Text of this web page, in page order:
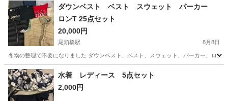
愛知 名古屋市 大同町駅 アクセサリー くら寿司
ダウンベスト ベスト スウェット パーカー
ロンT 25点セット
20,000円
尾頭橋駅 8月8日
冬物の整理で不要になりました ダウンベスト、ベスト、スウェット、パーカー、ロ
愛知 名古屋市 尾頭橋駅 トレーナー
水着 レディース 5点セット
2,000円